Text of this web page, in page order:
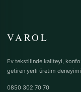
VAROL
Ev tekstilinde kaliteyi,
getiren yerli üretim
0850 302 70 70